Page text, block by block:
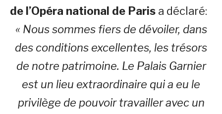
de l’Opéra national de Paris a déclaré:
« Nous sommes fiers de dévoiler, dans
des conditions excellentes, les trésors
de notre patrimoine. Le Palais Garnier
est un lieu extraordinaire qui a eu le
privilège de pouvoir travailler avec un